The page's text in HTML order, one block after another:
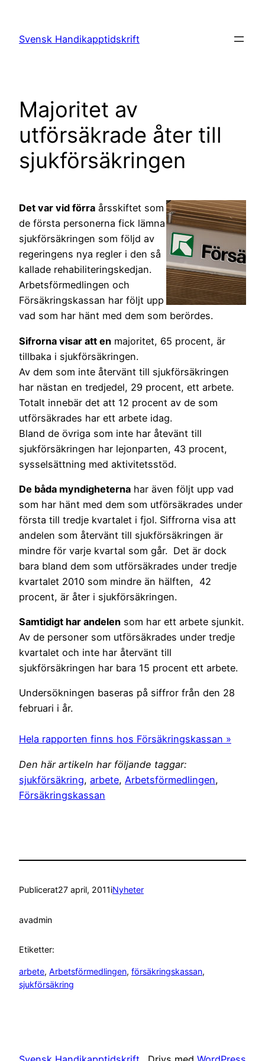
innehåll
Svensk Handikapptidskrift
Majoritet av
utförsäkrade åter till
sjukförsäkringen
Det var vid förra årsskiftet som
de första personerna fick lämna
sjukförsäkringen som följd av
regeringens nya regler i den så
kallade rehabiliteringskedjan.
Arbetsförmedlingen och
Försäkringskassan har följt upp
vad som har hänt med dem som berördes.
Sifrorna visar att en majoritet, 65 procent, är
tillbaka i sjukförsäkringen.
Av dem som inte återvänt till sjukförsäkringen
har nästan en tredjedel, 29 procent, ett arbete.
Totalt innebär det att 12 procent av de som
utförsäkrades har ett arbete idag.
Bland de övriga som inte har åtevänt till
sjukförsäkringen har lejonparten, 43 procent,
sysselsättning med aktivitetsstöd.
De båda myndigheterna har även följt upp vad
som har hänt med dem som utförsäkrades under
första till tredje kvartalet i fjol. Siffrorna visa att
andelen som återvänt till sjukförsäkringen är
mindre för varje kvartal som går. Det är dock
bara bland dem som utförsäkrades under tredje
kvartalet 2010 som mindre än hälften, 42
procent, är åter i sjukförsäkringen.
Samtidigt har andelen som har ett arbete sjunkit.
Av de personer som utförsäkrades under tredje
kvartalet och inte har återvänt till
sjukförsäkringen har bara 15 procent ett arbete.
Undersökningen baseras på siffror från den 28
februari i år.
Hela rapporten finns hos Försäkringskassan »
Den här artikeln har följande taggar:
sjukförsäkring, arbete, Arbetsförmedlingen,
Försäkringskassan
Publicerat27 april, 2011iNyheter
avadmin
Etiketter:
arbete, Arbetsförmedlingen, försäkringskassan
sjukförsäkring